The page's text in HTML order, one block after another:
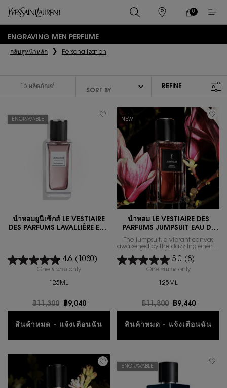
ร้าน
ค้า
ตะกร้า
0
0 PRODUCT IN
ENGRAVING MEN PERFUME
กลับสู่หน้าหลัก Personalization
16 ผลิตภัณฑ์ REFINE
ENGRAVABLE
น้ำหอมยูนิเซ็กส์ LE VESTIAIRE
DES PARFUMS LAVALLIÈRE EAU
4.6 (1080)
One ขนาด onlyfor น้ำหอมยูนิเซ็กส์ LE VESTIAIRE DES PARFUMS
125ML
ราคาเก่า
฿11,300 ราคาใหม่
฿9,040
สินค้าหมด - แจ้งเตือนฉัน
NEW
น้ำหอม LE VESTIAIRE DES
PARFUMS JUMPSUIT EAU DE
PARFUM
The jumpsuit, a vibrant canvas
awakened by the dazzling energy
5.0 (8)
One ขนาด onlyfor น้ำหอม LE
125ML
ราคาเก่า
฿11,800 ราคาใหม่
฿9,440
สินค้าหมด - แจ้งเตือนฉัน
ENGRAVABLE